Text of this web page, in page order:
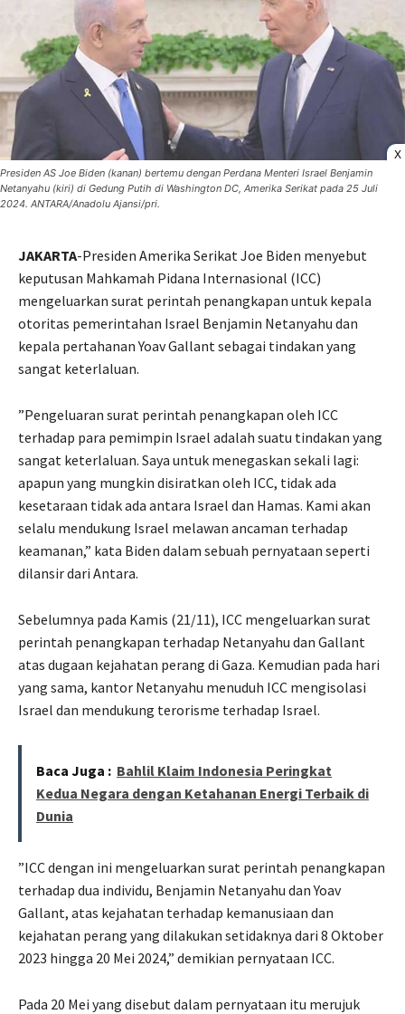
X
Presiden AS Joe Biden (kanan) bertemu dengan Perdana Menteri Israel Benjamin
Netanyahu (kiri) di Gedung Putih di Washington DC, Amerika Serikat pada 25 Juli
2024. ANTARA/Anadolu Ajansi/pri.
JAKARTA-Presiden Amerika Serikat Joe Biden menyebut
keputusan Mahkamah Pidana Internasional (ICC)
mengeluarkan surat perintah penangkapan untuk kepala
otoritas pemerintahan Israel Benjamin Netanyahu dan
kepala pertahanan Yoav Gallant sebagai tindakan yang
sangat keterlaluan.
”Pengeluaran surat perintah penangkapan oleh ICC
terhadap para pemimpin Israel adalah suatu tindakan yang
sangat keterlaluan. Saya untuk menegaskan sekali lagi:
apapun yang mungkin disiratkan oleh ICC, tidak ada
kesetaraan tidak ada antara Israel dan Hamas. Kami akan
selalu mendukung Israel melawan ancaman terhadap
keamanan,” kata Biden dalam sebuah pernyataan seperti
dilansir dari Antara.
Sebelumnya pada Kamis (21/11), ICC mengeluarkan surat
perintah penangkapan terhadap Netanyahu dan Gallant
atas dugaan kejahatan perang di Gaza. Kemudian pada hari
yang sama, kantor Netanyahu menuduh ICC mengisolasi
Israel dan mendukung terorisme terhadap Israel.
Baca Juga : Bahlil Klaim Indonesia Peringkat
Kedua Negara dengan Ketahanan Energi Terbaik di
Dunia
”ICC dengan ini mengeluarkan surat perintah penangkapan
terhadap dua individu, Benjamin Netanyahu dan Yoav
Gallant, atas kejahatan terhadap kemanusiaan dan
kejahatan perang yang dilakukan setidaknya dari 8 Oktober
2023 hingga 20 Mei 2024,” demikian pernyataan ICC.
Pada 20 Mei yang disebut dalam pernyataan itu merujuk